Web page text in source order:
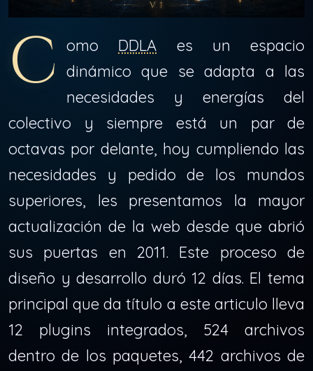
C omo DDLA es un espacio
dinámico que se adapta a las
necesidades y energías del
colectivo y siempre está un par de
octavas por delante, hoy cumpliendo las
necesidades y pedido de los mundos
superiores, les presentamos la mayor
actualización de la web desde que abrió
sus puertas en 2011. Este proceso de
diseño y desarrollo duró 12 días. El tema
principal que da título a este articulo lleva
12 plugins integrados, 524 archivos
dentro de los paquetes, 442 archivos de